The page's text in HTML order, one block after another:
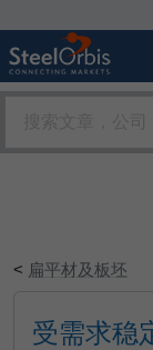
< 扁平材及板坯
受需求稳